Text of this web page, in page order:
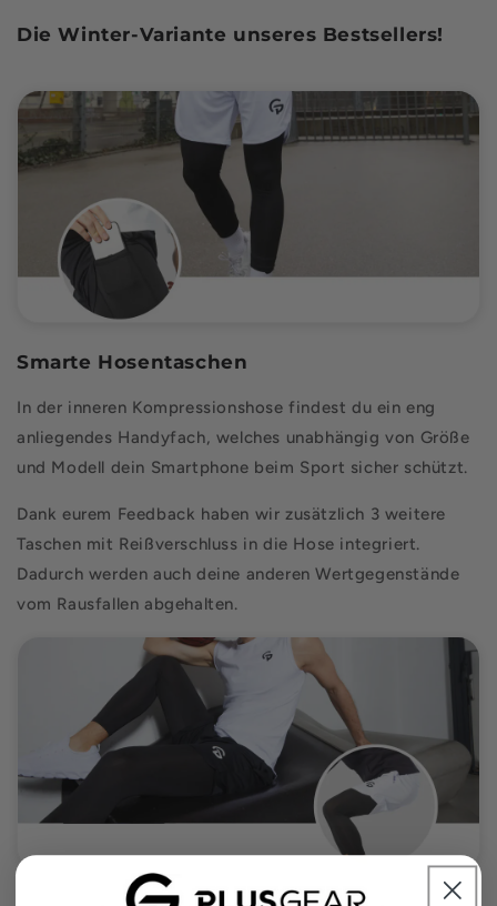
Die Winter-Variante unseres Bestsellers!
Smarte Hosentaschen
In der inneren Kompressionshose findest du ein eng
anliegendes Handyfach, welches unabhängig von Größe
und Modell dein Smartphone beim Sport sicher schützt.
Dank eurem Feedback haben wir zusätzlich 3 weitere
Taschen mit Reißverschluss in die Hose integriert.
Dadurch werden auch deine anderen Wertgegenstände
vom Rausfallen abgehalten.